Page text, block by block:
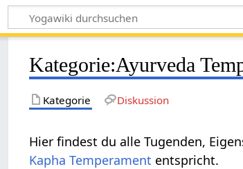
Kategorie:Ayurveda
Kategorie Diskussion
Hier findest du alle Tugenden,
Kapha Temperament entspricht.